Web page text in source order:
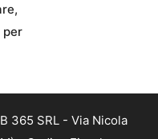
per
365 SRL - Via Nicola